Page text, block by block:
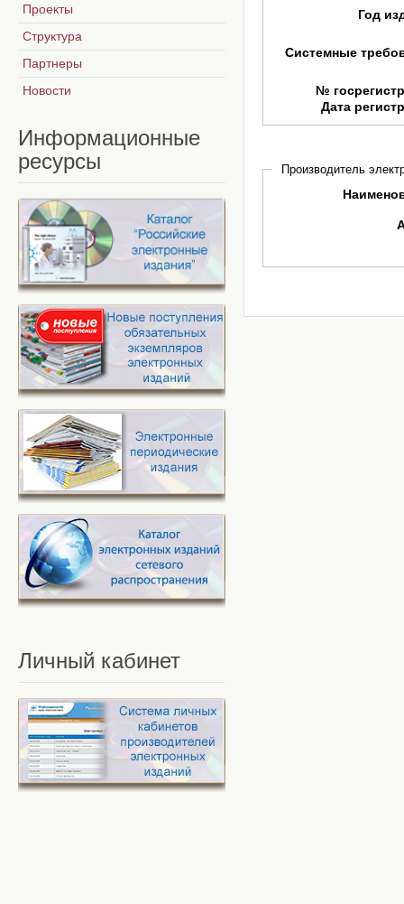
Год
Системные
№
Дата
Производитель
Проекты
Структура
Партнеры
Новости
Информационные
ресурсы
Личный кабинет